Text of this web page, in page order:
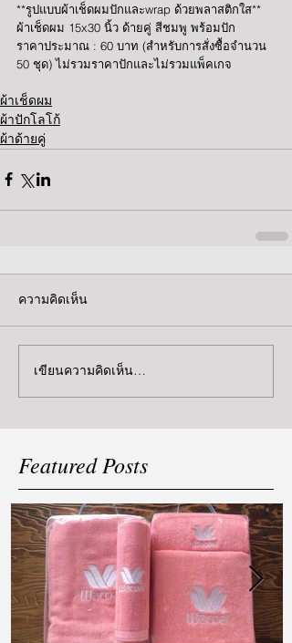
**รูปแบบผ้าเช็ดผมปักและwrap ด้วยพลาสติกใส**
ผ้าเช็ดผม 15x30 นิ้ว ด้ายคู่ สีชมพู พร้อมปัก
ราคาประมาณ : 60 บาท (สำหรับการสั่งซื้อจำนวน
50 ชุด) ไม่รวมราคาปักและไม่รวมแพ็คเกจ
ผ้าเช็ดผม
ผ้าปักโลโก้
ผ้าด้ายคู่
ความคิดเห็น
เขียนความคิดเห็น…
Featured Posts